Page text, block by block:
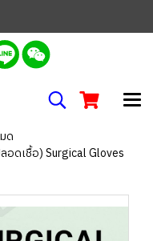
ด
อดเชื้อ) Surgical Gloves